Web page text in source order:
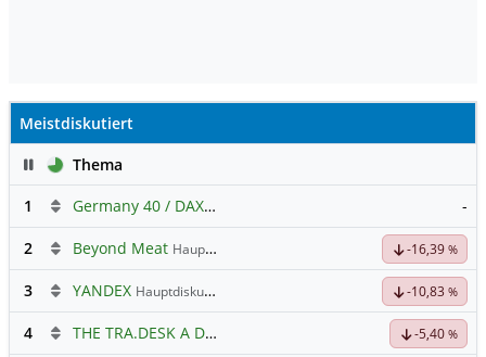
Meistdiskutiert
PauseThema
1
Germany 40 / DAX Prognose -
2 Beyond Meat Hauptdiskussion -16,39 %
3 YANDEX Hauptdiskussion -10,83 %
4 THE TRA.DESK A DL-,000001 -5,40 %